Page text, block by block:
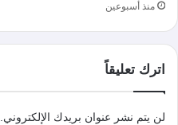
منذ أسبوعين
اترك تعليقاً
لن يتم نشر عنوان بريدك الإلكتروني.